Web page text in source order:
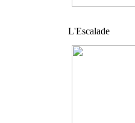
L'Escalade